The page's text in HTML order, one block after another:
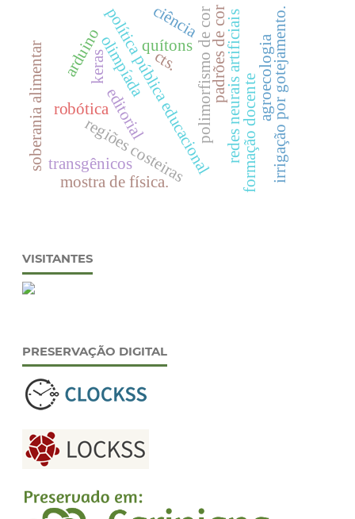
editorial
olimpíada
política pública educacionalpadrões de cor
polimorfismo de cor
quítons
regiões costeiras
robótica redes neurais artificiais
keras
mostra de física. formação docenteirrigação por gotejamento.
transgênicos
cts. agroecologia
ciência
soberania alimentar arduino
VISITANTES
PRESERVAÇÃO DIGITAL